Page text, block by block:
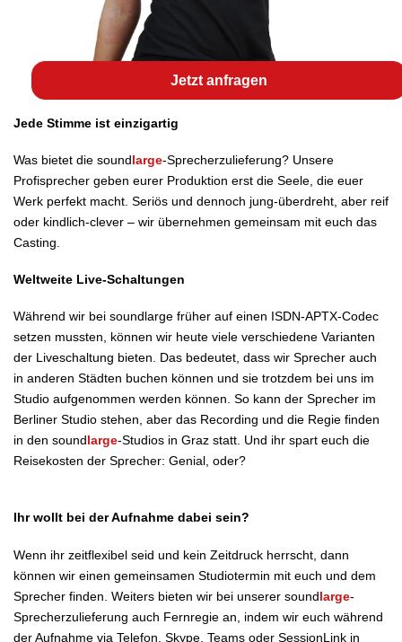
Jetzt anfragen
Jede Stimme ist einzigartig
Was bietet die soundlarge-Sprecherzulieferung? Unsere
Profisprecher geben eurer Produktion erst die Seele, die euer
Werk perfekt macht. Seriös und dennoch jung-überdreht, aber reif
oder kindlich-clever – wir übernehmen gemeinsam mit euch das
Casting.
Weltweite Live-Schaltungen
Während wir bei soundlarge früher auf einen ISDN-APTX-Codec
setzen mussten, können wir heute viele verschiedene Varianten
der Liveschaltung bieten. Das bedeutet, dass wir Sprecher auch
in anderen Städten buchen können und sie trotzdem bei uns im
Studio aufgenommen werden können. So kann der Sprecher im
Berliner Studio stehen, aber das Recording und die Regie finden
in den soundlarge-Studios in Graz statt. Und ihr spart euch die
Reisekosten der Sprecher: Genial, oder?
Ihr wollt bei der Aufnahme dabei sein?
Wenn ihr zeitflexibel seid und kein Zeitdruck herrscht, dann
können wir einen gemeinsamen Studiotermin mit euch und dem
Sprecher finden. Weiters bieten wir bei unserer soundlarge-
Sprecherzulieferung auch Fernregie an, indem wir euch während
der Aufnahme via Telefon, Skype , Teams oder SessionLink in